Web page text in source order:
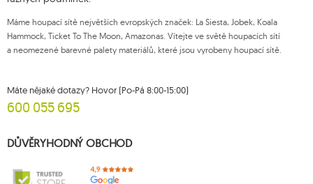
Máme houpací sítě největších evropských značek: La Siesta, Jobek, Koala
Hammock, Ticket To The Moon, Amazonas. Vítejte ve světě houpacích sítí
a neomezené barevné palety materiálů, které jsou vyrobeny houpací sítě.
Máte nějaké dotazy? Hovor (Po-Pá 8:00-15:00)
600 055 695
DŮVĚRYHODNÝ OBCHOD